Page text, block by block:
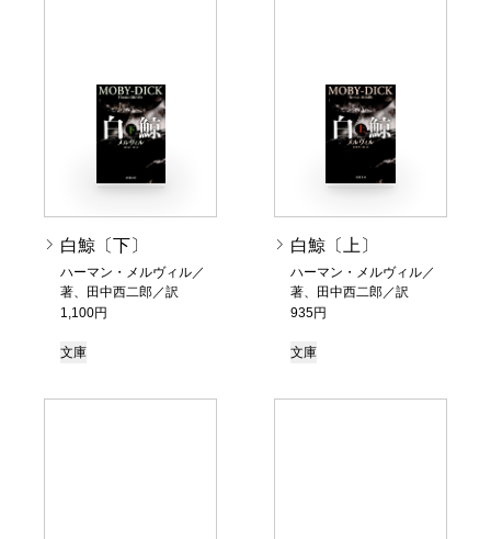
白鯨〔下〕
ハーマン・メルヴィル／
著、田中西二郎／訳
1,100円
文庫
白鯨〔上〕
ハーマン・メルヴィル／
著、田中西二郎／訳
935円
文庫